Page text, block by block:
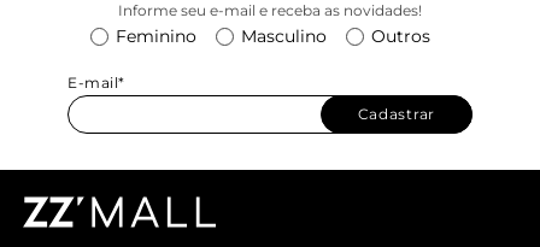
Informe seu e-mail e receba as novidades!
Feminino Masculino Outros
E-mail*
Cadastrar